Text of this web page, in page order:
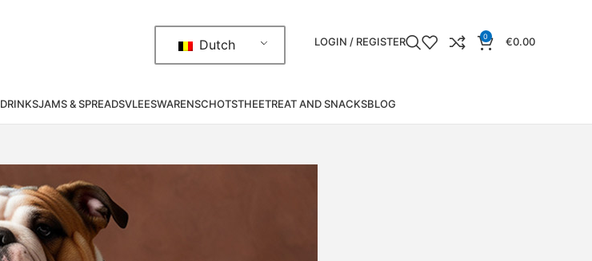
Dutch LOGIN / REGISTER 0 €0.00
DRINKSJAMS & SPREADSVLEESWARENSCHOTSTHEETREAT AND SNACKSBLOG